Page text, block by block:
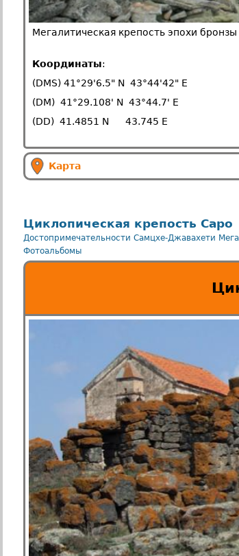
Мегалитическая крепость эпохи
Координаты:
(DMS) 41°29'6.5" N 43°44'42" E
(DM) 41°29.108' N 43°44.7' E
(DD) 41.4851 N 43.745 E
Карта
Циклопическая крепость Саро
Достопримечательности Самцхе-Джавахети
Фотоальбомы